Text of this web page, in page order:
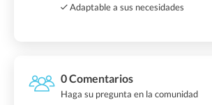
Adaptable a sus necesidades
0 Comentarios
Haga su pregunta en la comunidad